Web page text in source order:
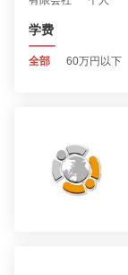
学费
全部 60万円以下